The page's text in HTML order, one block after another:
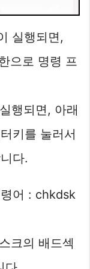
실행되면,
으로 명령 프
행되면, 아래
키를 눌러서
다.
어 : chkdsk
크의 배드섹